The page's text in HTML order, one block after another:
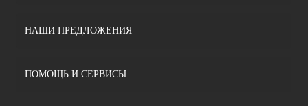
НАШИ ПРЕДЛОЖЕНИЯ
ПОМОЩЬ И СЕРВИСЫ